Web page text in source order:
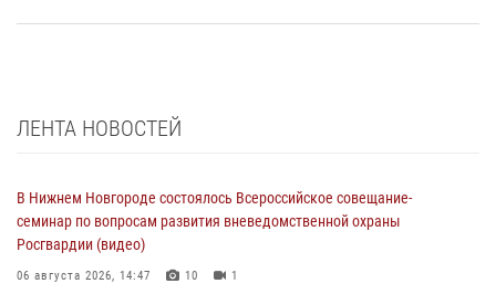
ЛЕНТА НОВОСТЕЙ
В Нижнем Новгороде состоялось Всероссийское совещание-
семинар по вопросам развития вневедомственной охраны
Росгвардии (видео)
06 августа 2026, 14:47 10 1